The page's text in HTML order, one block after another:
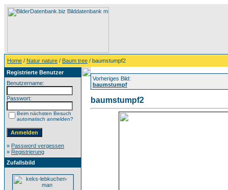
Home / Natur nature / Baum tree / baumstumpf2
Registrierte Benutzer
Benutzername:
Passwort:
Beim nächsten Besuch
automatisch anmelden?
» Password vergessen
» Registrierung
Zufallsbild
Vorheriges Bild:
baumstumpf
baumstumpf2